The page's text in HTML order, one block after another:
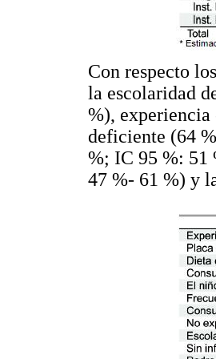
Con respecto
la escolaridad
%),
deficiente (64
%; IC 95 %: 51
47 %- 61 %) y